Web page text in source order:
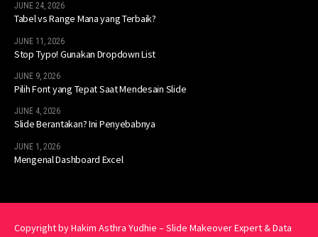
JUNE 24, 2026
Tabel vs Range Mana yang Terbaik?
JUNE 11, 2026
Stop Typo! Gunakan Dropdown List
JUNE 9, 2026
Pilih Font yang Tepat Saat Mendesain Slide
JUNE 4, 2026
Slide Berantakan? Ini Penyebabnya
JUNE 1, 2026
Mengenal Dashboard Excel
Copyright by Hakim Asthra Yudhie – Slide Makeover Expert & Data